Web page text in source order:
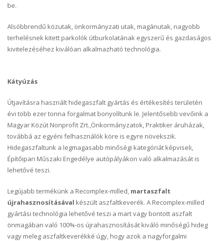
be.
Alsóbbrendű közutak, önkormányzati utak, magánutak, nagyobb
terhelésnek kitett parkolók útburkolatának egyszerű és gazdaságos
kivitelezéséhez kiválóan alkalmazható technológia.
Kátyúzás
Útjavításra használt hidegaszfalt gyártás és értékesítés területén
évi több ezer tonna forgalmat bonyolítunk le. Jelentősebb vevőink a
Magyar Közút Nonprofit Zrt.,Önkormányzatok, Praktiker áruházak,
továbbá az egyéni felhasználók köre is egyre növekszik.
Hidegaszfaltunk a legmagasabb minőségi kategóriát képviseli,
Építőipari Műszaki Engedélye autópályákon való alkalmazását is
lehetővé teszi.
Legújabb termékünk a Recomplex-milled, martaszfalt
újrahasznosításával készült aszfaltkeverék. A Recomplex-milled
gyártási technológia lehetővé teszi a mart vagy bontott aszfalt
önmagában való 100%-os újrahasznosítását kiváló minőségű hideg
vagy meleg aszfaltkeverékké úgy, hogy azok a nagyforgalmi